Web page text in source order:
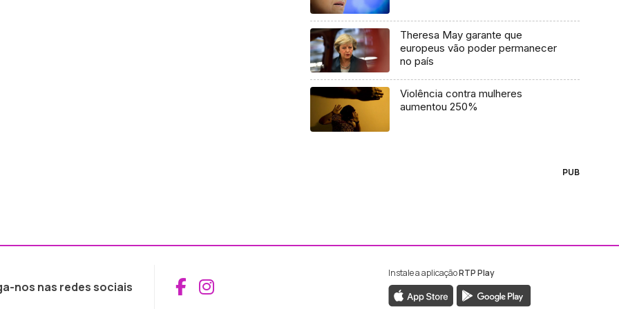
Theresa May garante que
europeus vão poder permanecer
no país
Violência contra mulheres
aumentou 250%
PUB
nos nas redes sociais Aceder ao Facebook da RTP Madeira
Aceder ao Instagram da RTP Madeira
Instale a aplicaçãoRTP Play